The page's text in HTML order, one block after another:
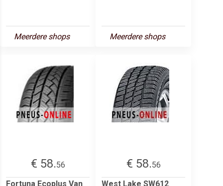
Meerdere shops Meerdere shops
€ 58.56
Fortuna Ecoplus Van
€ 58.56
West Lake SW612